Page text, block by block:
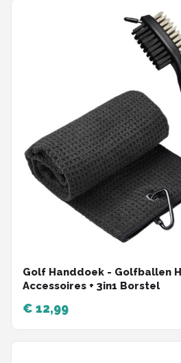
Golf Handdoek - Golfballen
Accessoires + 3in1 Borstel
€ 12,99